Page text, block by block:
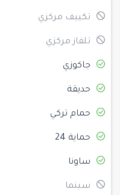
تكييف مركزي
تلفاز مركزي
جاكوزي
حديقة
حمام تركي
حماية 24
ساونا
سينما